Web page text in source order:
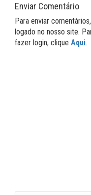
Enviar Comentário
Para enviar
logado no nosso site.
fazer login, clique Aqui.